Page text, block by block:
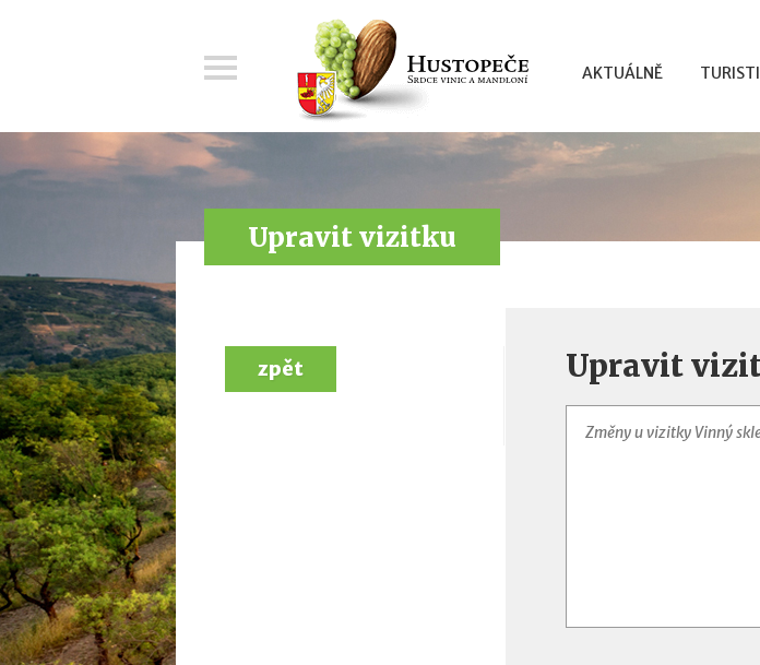
AKTUÁLNĚ
Upravit vizitku
Upravit
zpět